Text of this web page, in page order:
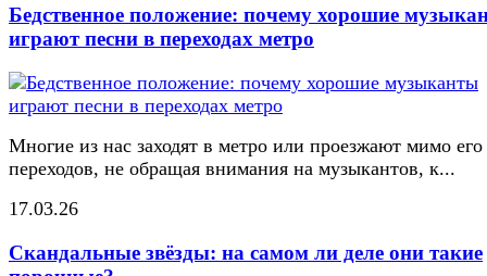
Бедственное положение: почему хорошие
играют песни в переходах метро
Многие из нас заходят в метро или проезжают мимо его
переходов, не обращая внимания на музыкантов, к...
17.03.26
Скандальные звёзды: на самом ли деле они такие